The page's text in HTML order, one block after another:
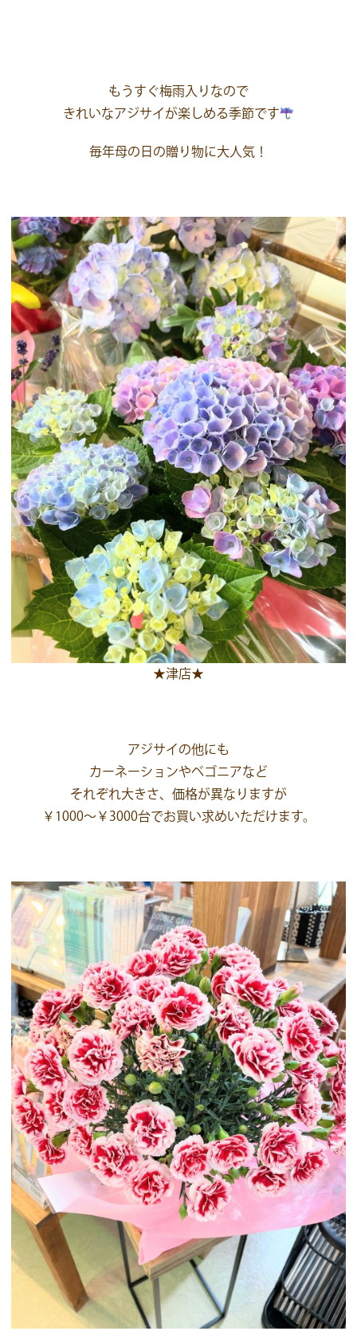
もうすぐ梅雨入りなので
きれいなアジサイが楽しめる季節です
毎年母の日の贈り物に大人気！
★津店★
アジサイの他にも
カーネーションやベゴニアなど
それぞれ大きさ、価格が異なりますが
￥1000～￥3000台でお買い求めいただけます。